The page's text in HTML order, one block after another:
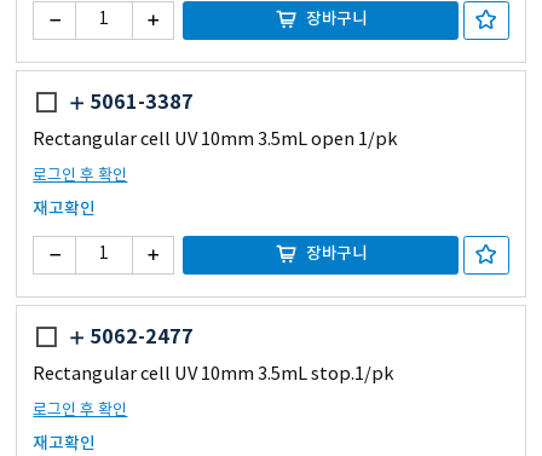
장바구니
5061-3387
Rectangular cell UV 10mm 3.5mL open 1/pk
로그인 후 확인
재고확인
장바구니
5062-2477
Rectangular cell UV 10mm 3.5mL stop.1/pk
로그인 후 확인
재고확인